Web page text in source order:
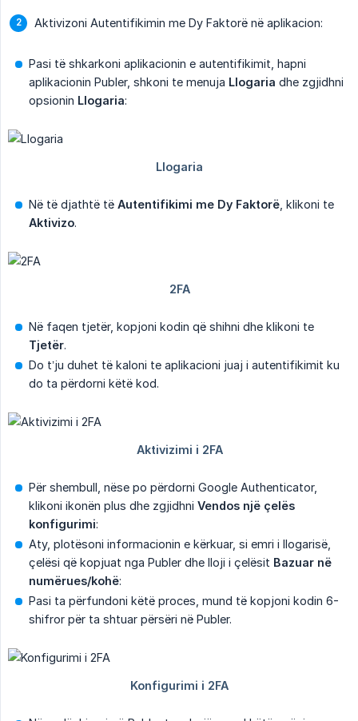
Aktivizoni Autentifikimin me Dy Faktorë në aplikacion:
Pasi të shkarkoni aplikacionin e autentifikimit, hapni
aplikacionin Publer, shkoni te menuja Llogaria dhe zgjidhni
opsionin Llogaria:
Në të djathtë të Autentifikimi me Dy Faktorë , klikoni te
Aktivizo.
Në faqen tjetër, kopjoni kodin që shihni dhe klikoni te
Tjetër.
Do t’ju duhet të kaloni te aplikacioni juaj i autentifikimit ku
do ta përdorni këtë kod.
Për shembull, nëse po përdorni Google Authenticator,
klikoni ikonën plus dhe zgjidhni Vendos një çelës
konfigurimi:
Aty, plotësoni informacionin e kërkuar, si emri i llogarisë,
çelësi që kopjuat nga Publer dhe lloji i çelësit Bazuar në
numërues/kohë:
Pasi ta përfundoni këtë proces, mund të kopjoni kodin 6-
shifror për ta shtuar përsëri në Publer.